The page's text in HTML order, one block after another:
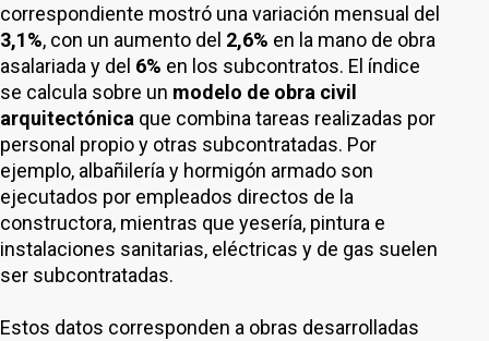
correspondiente mostró una variación mensual del
3,1%, con un aumento del 2,6% en la mano de obra
asalariada y del 6% en los subcontratos. El índice
se calcula sobre un modelo de obra civil
arquitectónica que combina tareas realizadas por
personal propio y otras subcontratadas. Por
ejemplo, albañilería y hormigón armado son
ejecutados por empleados directos de la
constructora, mientras que yesería, pintura e
instalaciones sanitarias, eléctricas y de gas suelen
ser subcontratadas.
Estos datos corresponden a obras desarrolladas